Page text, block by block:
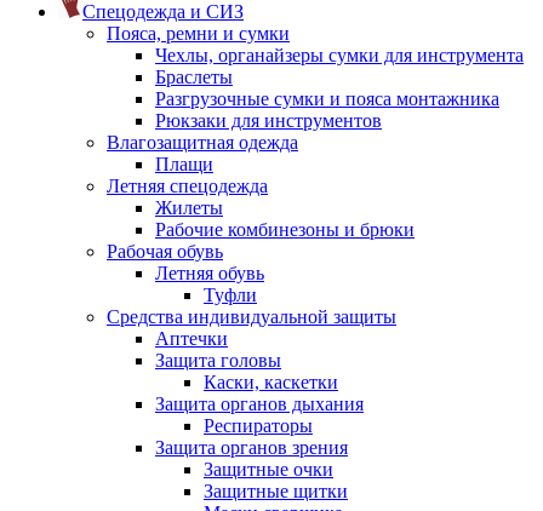
Спецодежда и СИЗ
Пояса, ремни и сумки
Чехлы, органайзеры сумки для инструмента
Браслеты
Разгрузочные сумки и пояса монтажника
Рюкзаки для инструментов
Влагозащитная одежда
Плащи
Летняя спецодежда
Жилеты
Рабочие комбинезоны и брюки
Рабочая обувь
Летняя обувь
Туфли
Средства индивидуальной защиты
Аптечки
Защита головы
Каски, каскетки
Защита органов дыхания
Респираторы
Защита органов зрения
Защитные очки
Защитные щитки